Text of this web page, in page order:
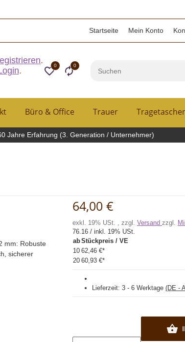
Startseite Mein Konto
.
.
0 0
Büro & Office Trauer
Jahre Erfahrung (3. Generation / Unternehmer)
mm: Robuste
sicherer
Lieferzeit: 3 - 6 Werktage (DE -
64,00 €
exkl. 19% USt. , zzgl. Versand zzgl.
76.16 / inkl. 19% USt.
abStückpreis / VE
10 62,46 €*
20 60,93 €*